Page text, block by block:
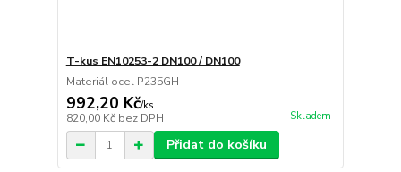
T-kus EN10253-2 DN100 / DN100
Materiál ocel P235GH
992,20 Kč/ks
820,00 Kč bez DPH Skladem
Přidat do košíku